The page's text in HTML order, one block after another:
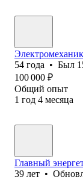
Электромеханик
54 года • Был
100 000 ₽
Общий опыт
1 год 4 месяца
Главный
39 лет •